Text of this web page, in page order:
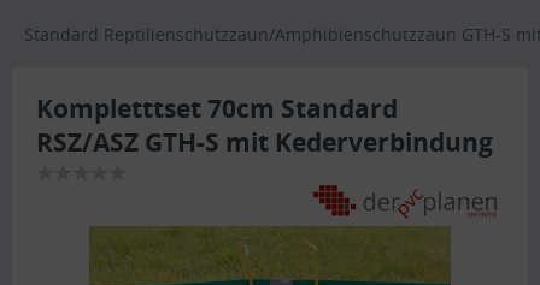
Standard Reptilienschutzzaun/Amphibienschutzzaun GTH-S
Kompletttset 70cm Standard
RSZ/ASZ GTH-S mit Kederverbindung